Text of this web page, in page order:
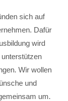
sich auf
Dafür
wird
Wir wollen
und
um.